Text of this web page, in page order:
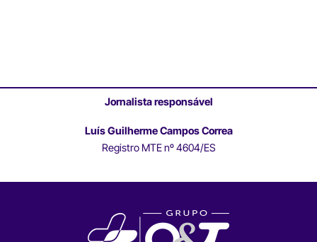
Jornalista responsável
Luís Guilherme Campos Correa
Registro MTE nº 4604/ES